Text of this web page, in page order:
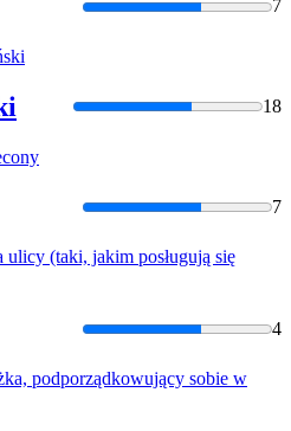
7
18
7
(taki, jakim posługują się
4
podporządkowujący sobie w